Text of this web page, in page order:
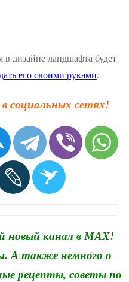
в дизайне ландшафта будет
его своими руками.
социальных сетях!
канал в MAX!
А также немного о
рецепты, советы по